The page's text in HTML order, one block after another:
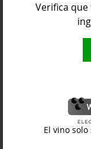
Verifica que
El vino